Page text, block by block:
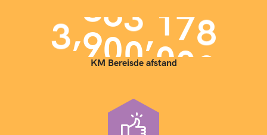
3,900,000
KM Bereisde afstand